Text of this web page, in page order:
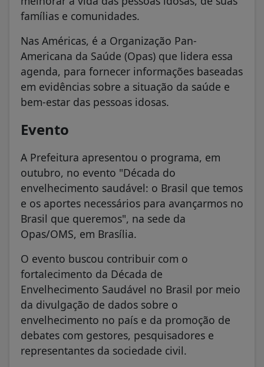
Nas Américas, é a Organização Pan-
agenda, para fornecer informações baseadas
em evidências sobre a situação da saúde e
bem-estar das pessoas idosas.
Evento
A Prefeitura apresentou o programa, em
envelhecimento saudável: o Brasil que temos
e os aportes necessários para avançarmos no
Brasil que queremos", na sede da
Opas/OMS, em Brasília.
O evento buscou contribuir com o
Envelhecimento Saudável no Brasil por meio
da divulgação de dados sobre o
envelhecimento no país e da promoção de
debates com gestores, pesquisadores e
representantes da sociedade civil.
A participação foi por meio da Secretaria